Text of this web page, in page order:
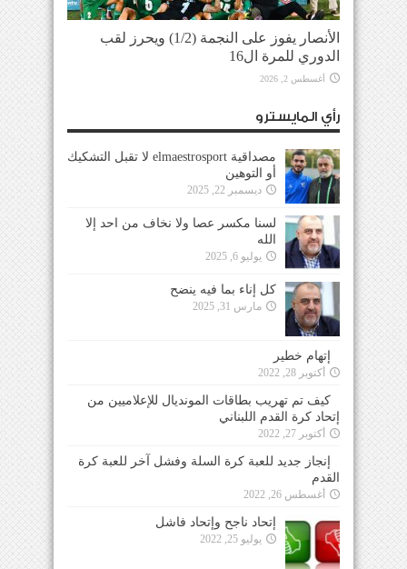
الأنصار يفوز على النجمة (1/2) ويحرز لقب
الدوري للمرة ال16
أغسطس 2, 2026
رأي المايسترو
مصداقية elmaestrosport لا تقبل التشكيك
أو التوهين
ديسمبر 22, 2025
لسنا مكسر عصا ولا نخاف من احد إلا
الله
يوليو 6, 2025
كل إناء بما فيه ينضح
مارس 31, 2025
إتهام خطير
أكتوبر 28, 2022
كيف تم تهريب بطاقات المونديال للإعلاميين من
إتحاد كرة القدم اللبناني
أكتوبر 27, 2022
إنجاز جديد للعبة كرة السلة وفشل آخر للعبة كرة
القدم
أغسطس 26, 2022
إتحاد ناجح وإتحاد فاشل
يوليو 25, 2022